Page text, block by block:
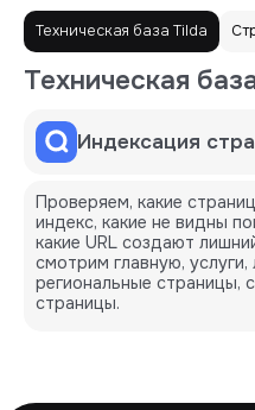
Техническая база Tilda
Техническая
Индексация
Проверяем, какие
индекс, какие не видны
какие URL создают
смотрим главную, услуги,
региональные страницы,
страницы.